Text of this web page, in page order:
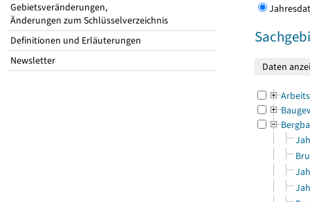
Gebietsveränderungen,
Änderungen zum Schlüsselverzeichnis
Definitionen und Erläuterungen
Newsletter